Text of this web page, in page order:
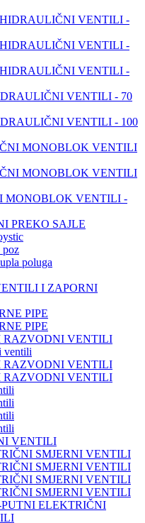
VENTILI -
VENTILI -
VENTILI -
VENTILI - 70
VENTILI - 100
MONOBLOK VENTILI
MONOBLOK VENTILI
MONOBLOK VENTILI -
PREKO SAJLE
poz
poluga
I ZAPORNI
PIPE
PIPE
RAZVODNI VENTILI
ventili
RAZVODNI VENTILI
RAZVODNI VENTILI
VENTILI
SMJERNI VENTILI
SMJERNI VENTILI
SMJERNI VENTILI
SMJERNI VENTILI
ELEKTRIČNI